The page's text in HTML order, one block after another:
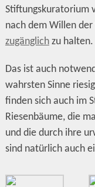
Stiftungskuratorium
nach dem Willen
zugänglichzu halten.
Das ist auch
wahrsten Sinne
finden sich auch im
Riesenbäume, die
und die durch ihre
sind natürlich auch